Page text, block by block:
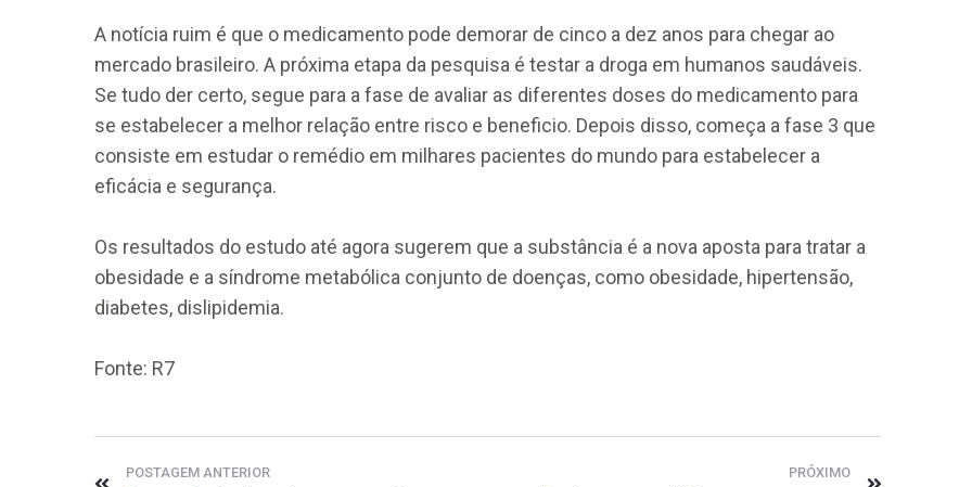
A notícia ruim é que o medicamento pode demorar de cinco a dez anos para chegar ao
mercado brasileiro. A próxima etapa da pesquisa é testar a droga em humanos saudáveis.
Se tudo der certo, segue para a fase de avaliar as diferentes doses do medicamento para
se estabelecer a melhor relação entre risco e beneficio. Depois disso, começa a fase 3 que
consiste em estudar o remédio em milhares pacientes do mundo para estabelecer a
eficácia e segurança.
Os resultados do estudo até agora sugerem que a substância é a nova aposta para tratar a
obesidade e a síndrome metabólica conjunto de doenças, como obesidade, hipertensão,
diabetes, dislipidemia.
Fonte: R7
POSTAGEM ANTERIOR PRÓXIMO